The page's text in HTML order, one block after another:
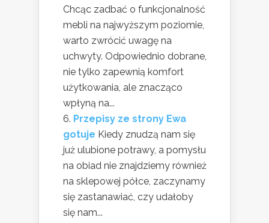
Chcąc zadbać o funkcjonalność
mebli na najwyższym poziomie,
warto zwrócić uwagę na
uchwyty. Odpowiednio dobrane,
nie tylko zapewnią komfort
użytkowania, ale znacząco
wpłyną na...
Przepisy ze strony Ewa
gotuje Kiedy znudzą nam się
już ulubione potrawy, a pomysłu
na obiad nie znajdziemy również
na sklepowej półce, zaczynamy
się zastanawiać, czy udałoby
się nam...